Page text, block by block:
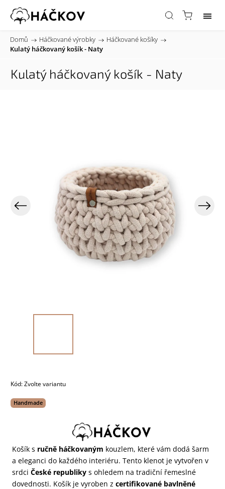
Domů / Háčkované výrobky / Háčkované košíky /
Kulatý háčkovaný košík - Naty
Kulatý háčkovaný košík - Naty
Kód:Zvolte variantu
Handmade
Košík s ručně háčkovaným kouzlem, které vám dodá šarm
a eleganci do každého interiéru. Tento klenot je vytvořen v
srdci České republiky s ohledem na tradiční řemeslné
dovednosti. Košík je vyroben z certifikované bavlněné